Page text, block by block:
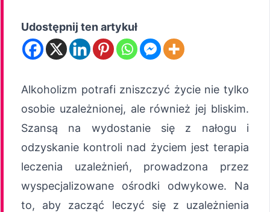
Udostępnij ten artykuł
Alkoholizm potrafi zniszczyć życie nie tylko
osobie uzależnionej, ale również jej bliskim.
Szansą na wydostanie się z nałogu i
odzyskanie kontroli nad życiem jest terapia
leczenia uzależnień, prowadzona przez
wyspecjalizowane ośrodki odwykowe. Na
to, aby zacząć leczyć się z uzależnienia